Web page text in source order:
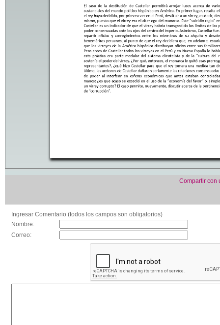
Compartir con
Ingresar Comentario (todos los campos son obligatorios)
Nombre:
Correo: